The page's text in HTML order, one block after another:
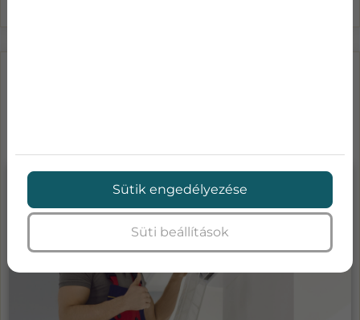
Sütik engedélyezése
Süti beállítások